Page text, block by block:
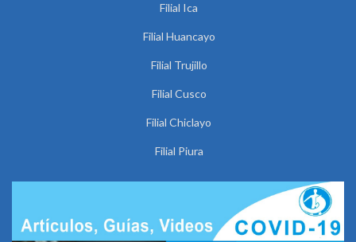
Filial Ica
Filial Huancayo
Filial Trujillo
Filial Cusco
Filial Chiclayo
Filial Piura